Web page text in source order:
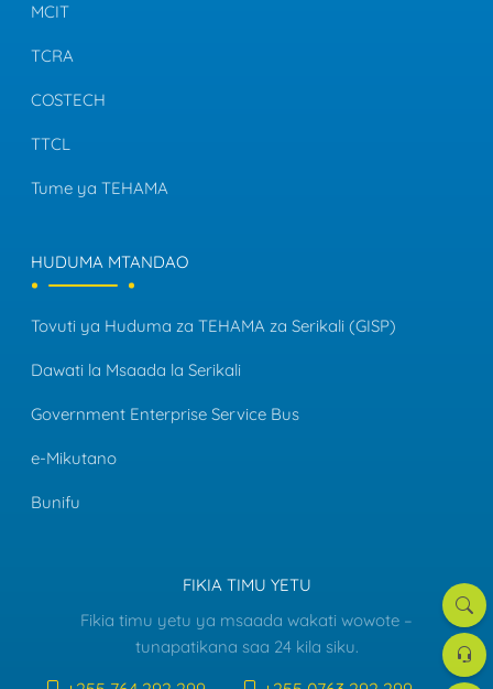
la
MCIT
TCRA
COSTECH
TTCL
Tume ya TEHAMA
HUDUMA MTANDAO
Tovuti ya Huduma za TEHAMA za Serikali (GISP)
Dawati la Msaada la Serikali
Government Enterprise Service Bus
e-Mikutano
Bunifu
FIKIA TIMU YETU
Fikia timu yetu ya msaada wakati wowote –
tunapatikana saa 24 kila siku.